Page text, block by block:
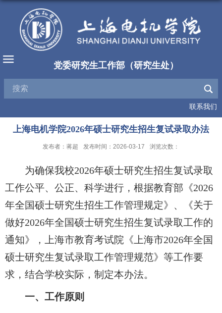
党委研究生工作部（研究生处）
联系我们
上海电机学院2026年硕士研究生招生复试录取办法
发布者：蒋超 发布时间：2026-03-17 浏览次数：
为确保我校2026年硕士研究生招生复试录取
工作公平、公正、科学进行，根据教育部《2026
年全国硕士研究生招生工作管理规定》、《关于
做好2026年全国硕士研究生招生复试录取工作的
通知》，上海市教育考试院《上海市2026年全国
硕士研究生复试录取工作管理规范》等工作要
求，结合学校实际，制定本办法。
一、工作原则